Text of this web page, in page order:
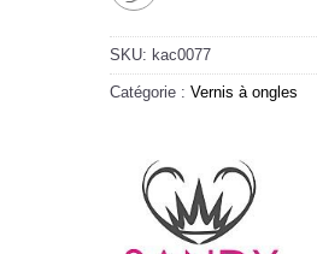
SKU: kac0077
Catégorie : Vernis à ongles